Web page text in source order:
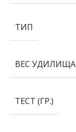
ТИП
ВЕС УДИЛИЩА
ТЕСТ (ГР.)